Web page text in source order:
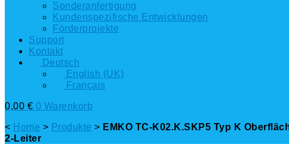
Sonderanfertigung
Kundenspezifische Entwicklungen
Förderprojekte
Support
Kontakt
Deutsch
English (UK)
Français
0,00 € 0 Warenkorb
< Home > Produkte > EMKO TC-K02.K.SKP5 Typ K
2-Leiter